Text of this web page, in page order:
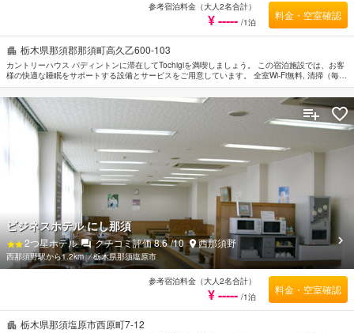
栃木県那須郡那須町高久乙600-103
カントリーハウス パディントンに滞在してTochigiを満喫しましょう。 この宿泊施設では、お客
様の快適な睡眠をサポートする設備とサービスをご用意しています。 全室Wi-Fi無料, 清掃（毎
日）, Wi-Fi（共有エリア内）, 駐車場, 新聞などのホテル施設を思う存分ご堪能ください。 全て
の客室には落ち着いた内装が施されており、心地良い空間となっています。また、ルームタイプ
によりカーペット, タオル, クローゼット, 木床, 洋服掛けのご用意があります。 この宿泊施設で
はさまざまなレクリエーションをご体験いただけます。 Tochigi市内中心に位置する便利なロケ
ーション、フレンドリーなスタッフ、そしてバラエティあふれる施設を兼ね揃えたカントリーハ
ウス パディントンは、多くの人に選ばれています。
参考宿泊料金（大人2名合計）
¥ ----- /1泊
料金・空室確認
栃木県那須塩原市西原町7-12
ビジネスホテル にし那須
2つ星ホテル クチコミ評価8.6 /10 西那須野
西那須野駅から1.2km ⁄栃木県那須塩原市
参考宿泊料金（大人2名合計）
¥ ----- /1泊
料金・空室確認